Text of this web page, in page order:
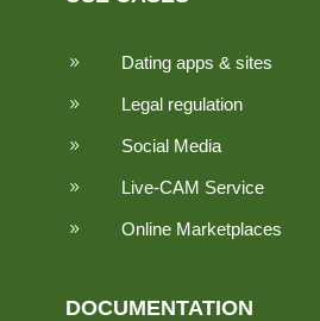
9 Dating apps & sites
9 Legal regulation
9 Social Media
9 Live-CAM Service
9 Online Marketplaces
DOCUMENTATION